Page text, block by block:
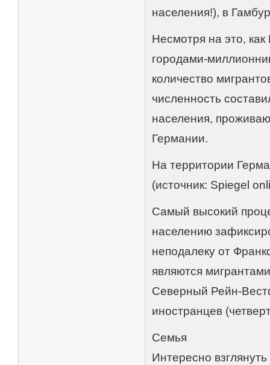
населения!), в
Несмотря на это, как
городами-
количество
численность
населения,
Германии.
На территории
(источник: Spiegel
Самый высокий
населению
неподалеку от
являются
Северный Рейн-
иностранцев
Семья
Интересно